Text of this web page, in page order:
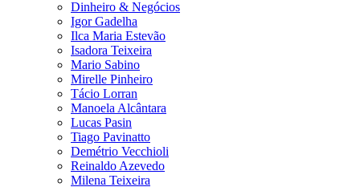
Dinheiro & Negócios
Igor Gadelha
Ilca Maria Estevão
Isadora Teixeira
Mario Sabino
Mirelle Pinheiro
Tácio Lorran
Manoela Alcântara
Lucas Pasin
Tiago Pavinatto
Demétrio Vecchioli
Reinaldo Azevedo
Milena Teixeira